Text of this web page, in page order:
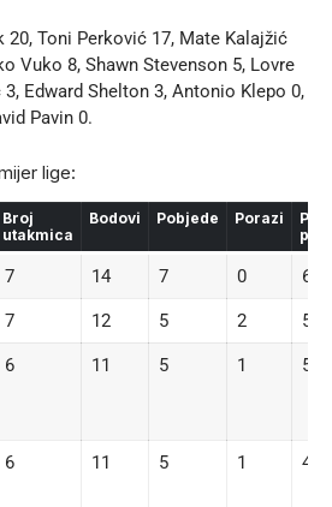
20, Toni Perković 17, Mate Kalajžić
Vuko 8, Shawn Stevenson 5, Lovre
Edward Shelton 3, Antonio Klepo 0,
Pavin 0.
lige:
Broj
utakmica
Bodovi Pobjede Porazi
7 14 7 0 659
7 12 5 2 556
6 11 5 1 533
6 11 5 1 471